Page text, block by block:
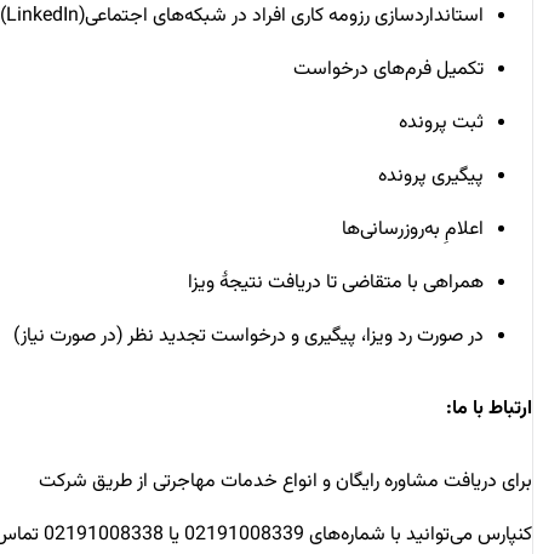
استانداردسازی رزومه کاری افراد در شبکه‌های اجتماعی(LinkedIn)
تکمیل فرم‌های درخواست
ثبت پرونده
پیگیری پرونده
اعلامِ به‌روزرسانی‌ها
همراهی با متقاضی تا دریافت نتیجۀ ویزا
در صورت رد ویزا، پیگیری و درخواست تجدید نظر (در صورت نیاز)
ارتباط با ما:
برای دریافت مشاوره رایگان و انواع خدمات مهاجرتی از طریق شرکت
کنپارس می‌توانید با شماره‌های 02191008339 یا 02191008338 تماس